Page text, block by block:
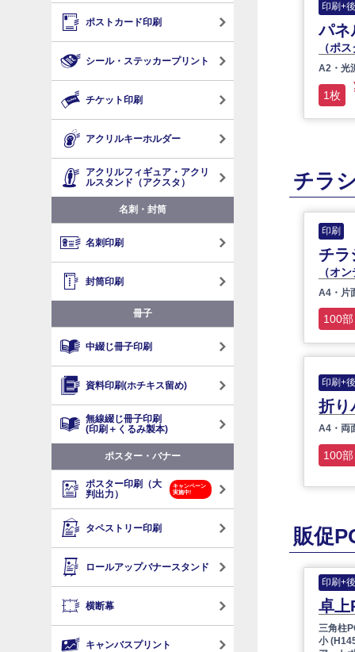
印刷+
パネ
（ポ
A2・光
1枚
チラ
印刷
チラ
（オ
A4・片
100部
印刷+
折り
A4・両
100部
販促
印刷+
卓上
三角柱
小
ポストカード印刷
シール・ステッカープリント
チケット印刷
アクリルキーホルダー
アクリルフィギュア・アクリ
ルスタンド（アクスタ）
名刺・封筒
名刺印刷
封筒印刷
冊子
中綴じ冊子印刷
資料印刷(ホチキス留め)
無線綴じ冊子印刷
(印刷＋くるみ製本)
ポスター・バナー
ポスター印刷（大
判出力）
キャンペーン
実施中!
タペストリー印刷
ロールアップバナースタンド
横断幕
キャンバスプリント